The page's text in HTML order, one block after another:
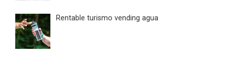
Rentable turismo vending agua